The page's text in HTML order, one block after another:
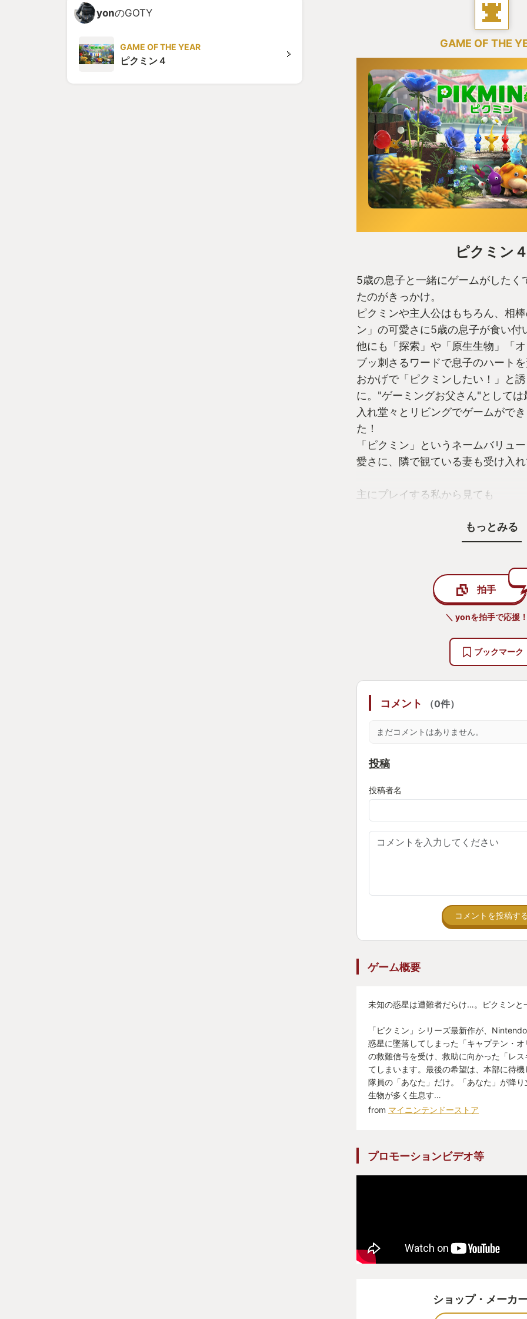
yonのGOTY
GAME OF THE YEAR
ピクミン４
GAME OF THE
ピクミン４
5歳の息子と一緒にゲームがしたく
たのがきっかけ。
ピクミンや主人公はもちろん、相
ン」の可愛さに5歳の息子が食い付
他にも「探索」や「原生生物」「
ブッ刺さるワードで息子のハート
おかげで「ピクミンしたい！」と
に。"ゲーミングお父さん"として
入れ堂々とリビングでゲームがで
た！
「ピクミン」というネームバリュ
愛さに、隣で観ている妻も受け入れ
主にプレイする私から見ても
エーションに富んだ原生生物やダ
えを感じることができました。
ストーリークリアはまだですが、
ームを楽しむ機会をくれたピクミ
う会社に、改めて感服、感謝するば
もっとみる
拍手
＼ yonを拍手で応援
ブックマーク
コメント （0件）
まだコメントはありません。
投稿
投稿者名
コメントを投稿する
ゲーム概要
未知の惑星は遭難者だらけ…。ピクミンと
「ピクミン」シリーズ最新作が、
惑星に墜落してしまった「キャプテン・
の救難信号を受け、救助に向かった「レ
てしまいます。最後の希望は、本部に待
隊員の「あなた」だけ。「あなた」が降
生物が多く生息す…
from マイニンテンドーストア
プロモーションビデオ等
ショップ・メーカ